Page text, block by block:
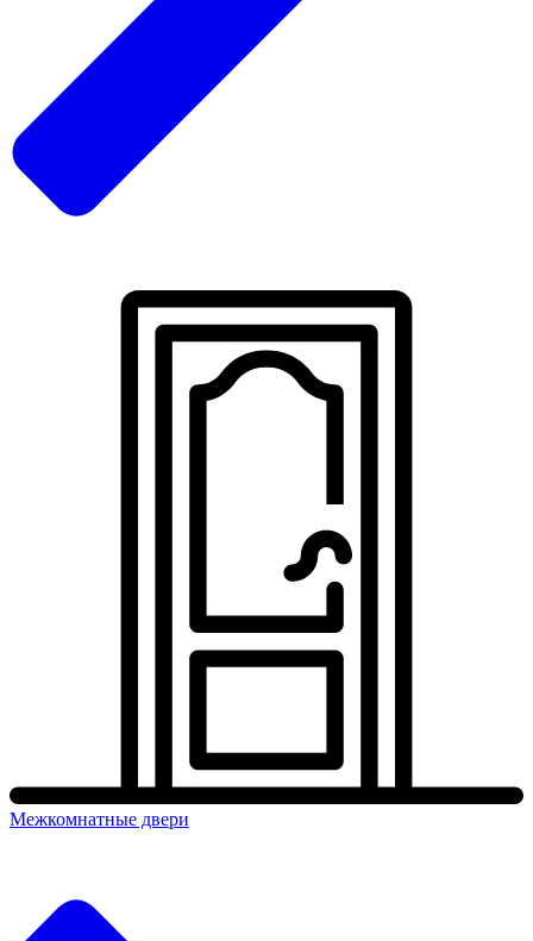
Межкомнатные двери